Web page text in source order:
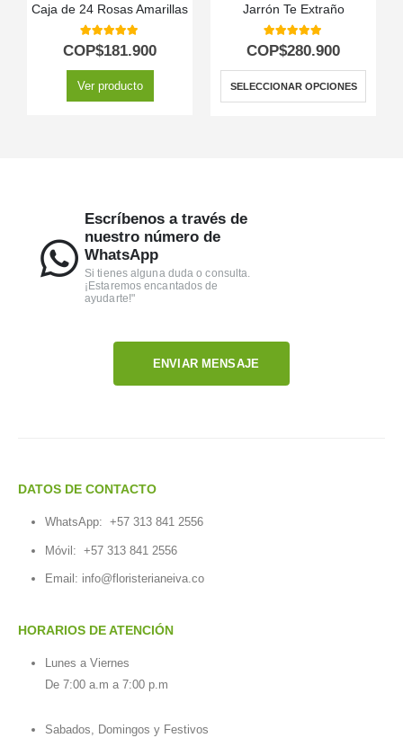
Caja de 24 Rosas Amarillas
5.00out of 5
COP$181.900
Ver producto
Jarrón Te Extraño
5.00out of 5
COP$280.900
SELECCIONAR OPCIONES
Escríbenos a través de
nuestro número de
WhatsApp
Si tienes alguna duda o consulta.
¡Estaremos encantados de
ayudarte!"
ENVIAR MENSAJE
DATOS DE CONTACTO
WhatsApp: +57 313 841 2556
Móvil: +57 313 841 2556
Email: info@floristerianeiva.co
HORARIOS DE ATENCIÓN
Lunes a Viernes
De 7:00 a.m a 7:00 p.m
Sabados, Domingos y Festivos